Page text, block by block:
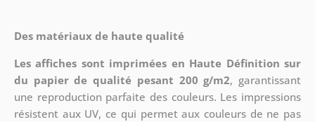
Des matériaux de haute qualité
Les affiches sont imprimées en Haute Définition sur
du papier de qualité pesant 200 g/m2, garantissant
une reproduction parfaite des couleurs. Les impressions
résistent aux UV, ce qui permet aux couleurs de ne pas